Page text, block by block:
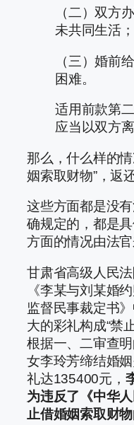
（二）双方
未共同生活；
（三）婚前
困难。
适用前款第
应当以双方
那么，什么样的
姻索取财物”，返
这些方面都是没
确规定的，都是
方面的情况由法官
甘肃省高级人民
《李某与刘某婚
监督民事裁定书
大的彩礼构成“禁
根据一、二审查
女李玲芳缔结婚
礼达135400元，
为违反了《中华
止借婚姻索取财